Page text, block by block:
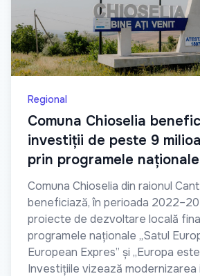
Regional
Comuna Chioselia
investiții de peste 9
prin programele naționale
Comuna Chioselia din raionul
beneficiază, în perioada
proiecte de dezvoltare locală
programele naționale „Satul
European Expres” și „Europa
Investițiile vizează